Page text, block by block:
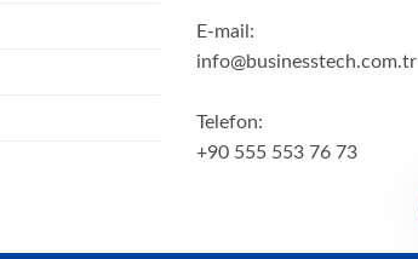
E-mail:
info@businesstech.com.tr
Telefon:
+90 555 553 76 73